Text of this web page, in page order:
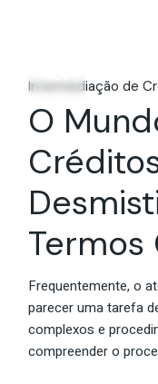
Intermediação de
O
Termos
Frequentemente, o
parecer uma tarefa
complexos e
compreender o